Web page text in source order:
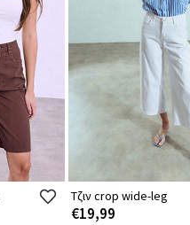
Τζιν crop wide-leg
€19,99